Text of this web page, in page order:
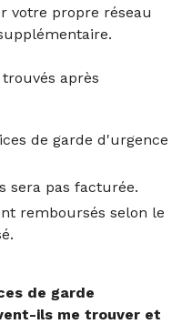
votre propre réseau
après
de garde d'urgence
sera pas facturée.
remboursés selon le
de garde
ils me trouver et